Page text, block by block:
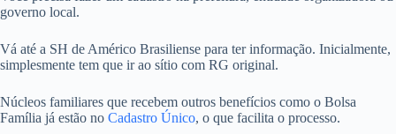
governo local.
Vá até a SH de Américo Brasiliense para ter informação. Inicialmente,
simplesmente tem que ir ao sítio com RG original.
Núcleos familiares que recebem outros benefícios como o Bolsa
Família já estão no Cadastro Único, o que facilita o processo.